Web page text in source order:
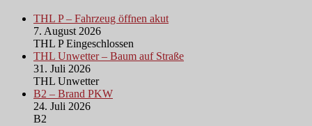
THL P – Fahrzeug öffnen akut
7. August 2026
THL P Eingeschlossen
THL Unwetter – Baum auf Straße
31. Juli 2026
THL Unwetter
B2 – Brand PKW
24. Juli 2026
B2